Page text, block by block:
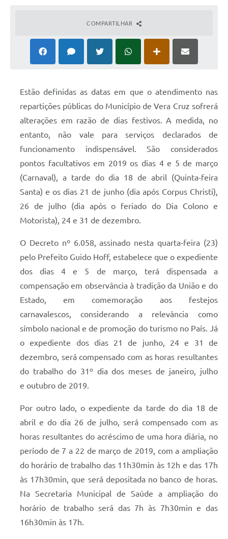
COMPARTILHAR
Estão definidas as datas em que o atendimento nas
repartições públicas do Município de Vera Cruz sofrerá
alterações em razão de dias festivos. A medida, no
entanto, não vale para serviços declarados de
funcionamento indispensável. São considerados
pontos facultativos em 2019 os dias 4 e 5 de março
(Carnaval), a tarde do dia 18 de abril (Quinta-feira
Santa) e os dias 21 de junho (dia após Corpus Christi),
26 de julho (dia após o feriado do Dia Colono e
Motorista), 24 e 31 de dezembro.
O Decreto nº 6.058, assinado nesta quarta-feira (23)
pelo Prefeito Guido Hoff, estabelece que o expediente
dos dias 4 e 5 de março, terá dispensada a
compensação em observância à tradição da União e do
Estado, em comemoração aos festejos
carnavalescos, considerando a relevância como
símbolo nacional e de promoção do turismo no País. Já
o expediente dos dias 21 de junho, 24 e 31 de
dezembro, será compensado com as horas resultantes
do trabalho do 31º dia dos meses de janeiro, julho
e outubro de 2019.
Por outro lado, o expediente da tarde do dia 18 de
abril e do dia 26 de julho, será compensado com as
horas resultantes do acréscimo de uma hora diária, no
período de 7 a 22 de março de 2019, com a ampliação
do horário de trabalho das 11h30min às 12h e das 17h
às 17h30min, que será depositada no banco de horas.
Na Secretaria Municipal de Saúde a ampliação do
horário de trabalho será das 7h às 7h30min e das
16h30min às 17h.